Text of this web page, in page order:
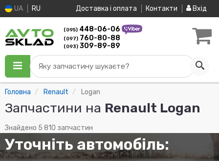
UA RU Доставка і оплата Контакти Вхід
(095) 448-06-06
(097) 760-80-88
(093) 309-89-89
Яку запчастину шукаєте?
Головна Renault Logan
Запчастини на Renault Logan
Знайдено 5 810 запчастин
Уточніть автомобіль: